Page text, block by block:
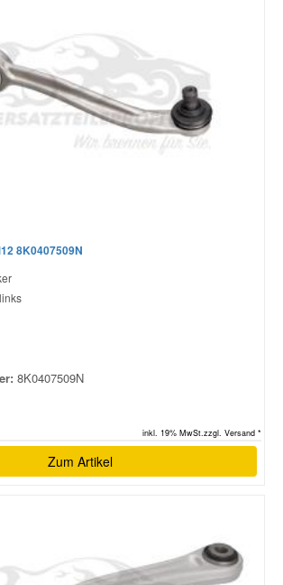
8K0407509N
8K0407509N
inkl. 19% MwSt.zzgl. Versand *
Zum Artikel